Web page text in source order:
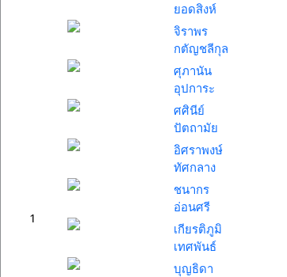
1
ยอดสิงห์
จิราพร
กตัญชลีกุล
ศุภานัน
อุปการะ
ศศินีย์
ปัตถามัย
อิศราพงษ์
ทัศกลาง
ชนากร
อ่อนศรี
เกียรติภูมิ
เทศพันธ์
บุญธิดา